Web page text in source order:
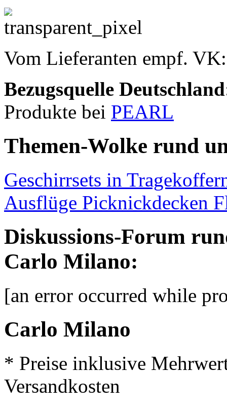
Vom Lieferanten empf.
Bezugsquelle Deutschland
Produkte bei PEARL
Themen-Wolke rund
Geschirrsets in
Ausflüge Picknickdecken
Diskussions-Forum
Carlo Milano:
[an error occurred while
Carlo Milano
* Preise inklusive
Versandkosten